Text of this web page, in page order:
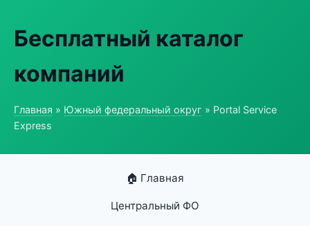
Бесплатный каталог
компаний
Главная » Южный федеральный округ » Portal Service
Express
🏠 Главная
Центральный ФО